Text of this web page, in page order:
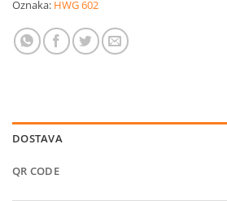
Oznaka: HWG 602
DOSTAVA
QR CODE